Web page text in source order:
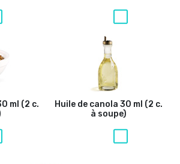
ml (2 c.
Huile de canola 30 ml (2 c.
à soupe)